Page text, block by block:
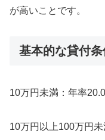
が高いことです。
基本的な貸付条
10万円未満：年率
10万円以上100万円